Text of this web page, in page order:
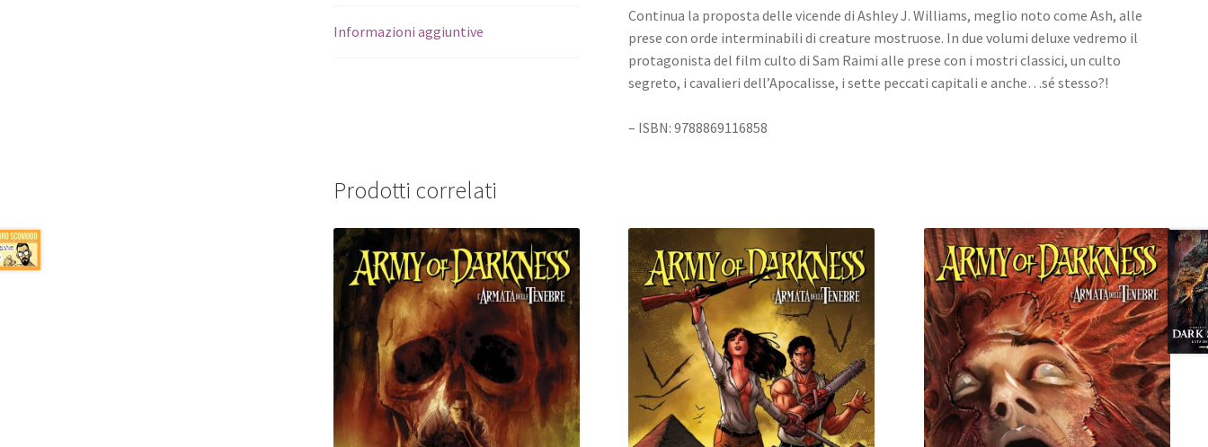
Informazioni aggiuntive
Continua la proposta delle vicende di Ashley J. Williams, meglio noto come Ash, alle
prese con orde interminabili di creature mostruose. In due volumi deluxe vedremo il
protagonista del film culto di Sam Raimi alle prese con i mostri classici, un culto
segreto, i cavalieri dell’Apocalisse, i sette peccati capitali e anche…sé stesso?!
– ISBN: 9788869116858
Prodotti correlati